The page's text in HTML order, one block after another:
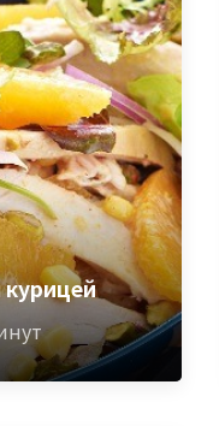
курицей